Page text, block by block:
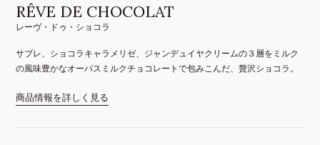
RÊVE DE CHOCOLAT
レーヴ・ドゥ・ショコラ
サブレ、ショコラキャラメリゼ、ジャンデュイヤクリームの３層をミルク
の風味豊かなオーパスミルクチョコレートで包みこんだ、贅沢ショコラ。
商品情報を詳しく見る